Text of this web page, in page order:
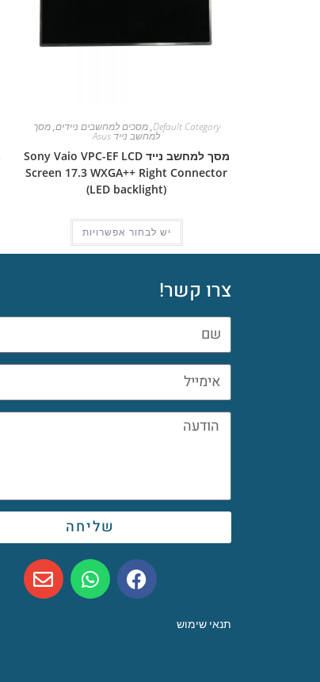
Default Category
,מסכים למחשבים ניידים,מסך
למחשב נייד Asus
מסך למחשב נייד Sony Vaio VPC-EF LCD
Screen 17.3 WXGA++ Right Connector
(LED backlight)
יש לבחור אפשרויות
צרו קשר!
שליחה
תנאי שימוש